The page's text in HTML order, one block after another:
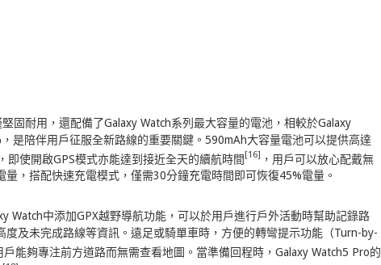
固耐用，還配備了Galaxy Watch系列最大容量的電池，相較於Galaxy
是陪伴用戶征服全新路線的重要關鍵。590mAh大容量電池可以提供高達
即使開啟GPS模式亦能達到接近全天的續航時間 [16] ，用戶可以放心配戴無
量，搭配快速充電模式，僅需30分鐘充電時間即可恢復45%電量。
Watch中添加GPX越野導航功能，可以於用戶進行戶外活動時幫助記錄路
度及未完成路線等資訊。遠足或騎單車時，方便的轉彎提示功能（Turn-by-
戶能夠專注前方道路而無需查看地圖。當準備回程時，Galaxy Watch5 Pro的